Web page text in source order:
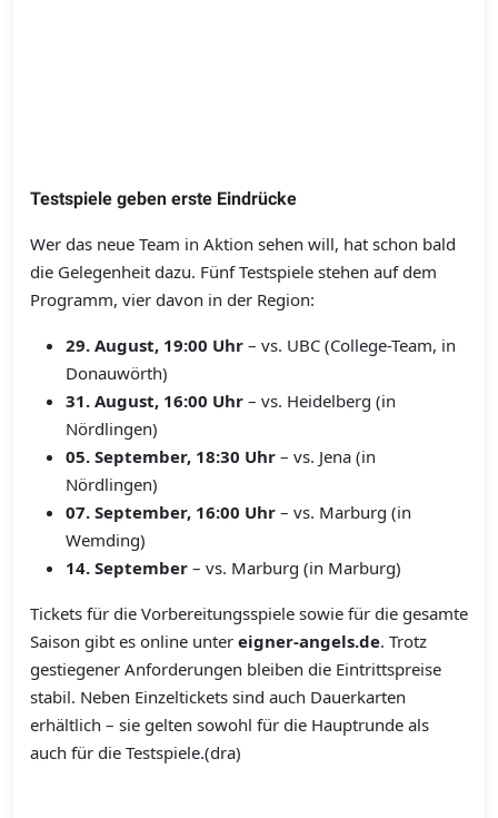
Testspiele geben erste Eindrücke
Wer das neue Team in Aktion sehen will, hat schon bald
die Gelegenheit dazu. Fünf Testspiele stehen auf dem
Programm, vier davon in der Region:
29. August, 19:00 Uhr – vs. UBC (College-Team, in
Donauwörth)
31. August, 16:00 Uhr – vs. Heidelberg (in
Nördlingen)
05. September, 18:30 Uhr – vs. Jena (in
Nördlingen)
07. September, 16:00 Uhr – vs. Marburg (in
Wemding)
14. September – vs. Marburg (in Marburg)
Tickets für die Vorbereitungsspiele sowie für die gesamte
Saison gibt es online unter eigner-angels.de. Trotz
gestiegener Anforderungen bleiben die Eintrittspreise
stabil. Neben Einzeltickets sind auch Dauerkarten
erhältlich – sie gelten sowohl für die Hauptrunde als
auch für die Testspiele.(dra)